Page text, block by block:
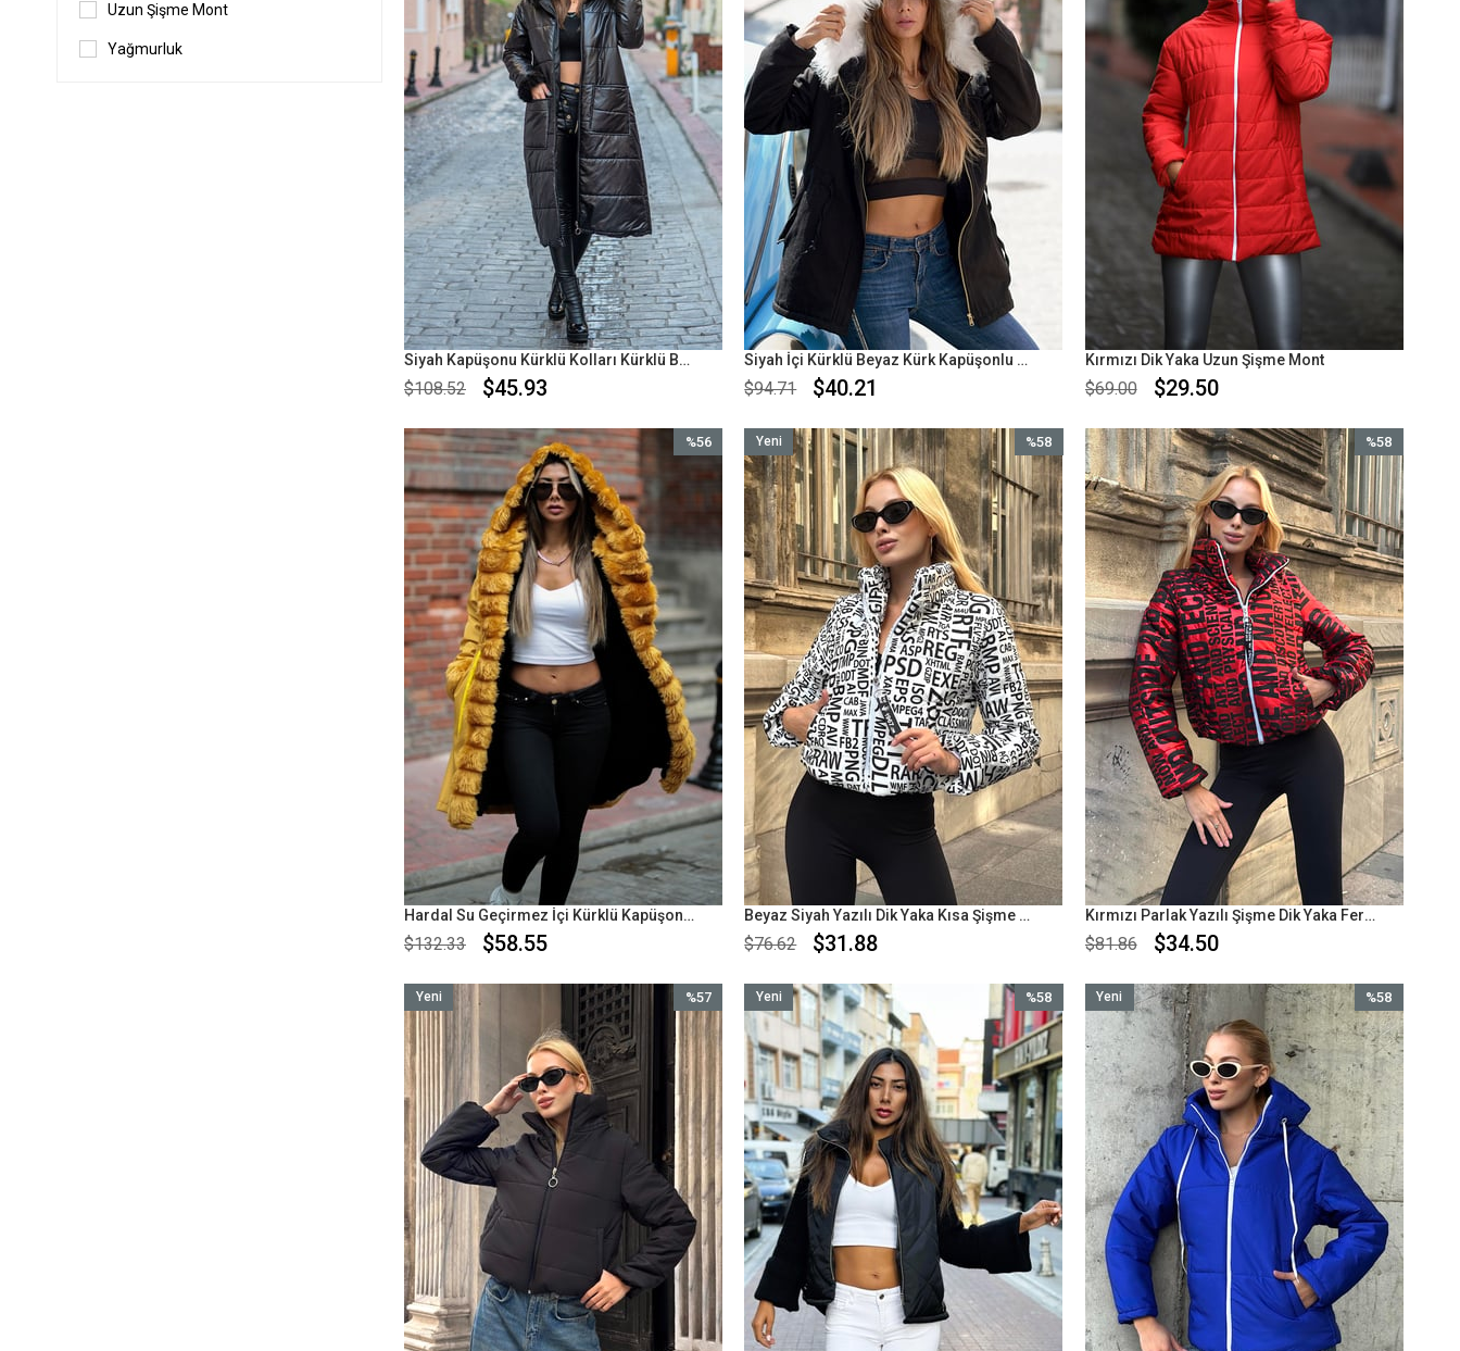
Uzun Şişme Mont
Yağmurluk
Siyah Kapüşonu Kürklü Kolları Kürklü Büyük Beden Uzun Şişme Kaban
$45.93
$108.52
Siyah İçi Kürklü Beyaz Kürk Kapüşonlu Mont
$40.21
$94.71
Kırmızı Dik Yaka Uzun Şişme Mont
$29.50
$69.00
Hardal Su Geçirmez İçi Kürklü Kapüşonlu Kürk Yaka Kaban
$58.55
$132.33
%56
İndirim
%56İndirim
Beyaz Siyah Yazılı Dik Yaka Kısa Şişme Mont
$31.88
$76.62
%58
İndirim
%58İndirim
Yeni
Ürün
Kırmızı Parlak Yazılı Şişme Dik Yaka Fermuar Kapamalı Mont
$34.50
$81.86
%58
İndirim
%58İndirim
%57
İndirim
%57İndirim
Yeni
Ürün
%58
İndirim
%58İndirim
Yeni
Ürün
%58
İndirim
%58İndirim
Yeni
Ürün